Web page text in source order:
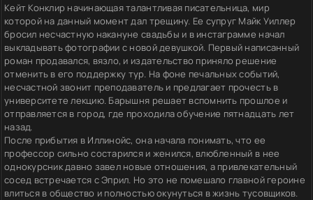
Кейт Конклир начинающая талантливая писательница, мир
которой на данный момент дал трещину. Ее супруг Майк Уиллер
бросил несчастную накануне свадьбы и в инстаграмме начал
выкладывать фотографии с новой девушкой. Первый написанный
роман продавался, вязло, и издательство приняло решение
отменить в его поддержку тур. На фоне печальных событий,
несчастной звонит преподаватель и предлагает прочесть в
университете лекцию. Барышня решает вспомнить прошлое и
отправляется в город, где проходила обучение пятнадцать лет
назад.
После прибытия в Иллинойс, она начала понимать, что ее
профессор сильно состарился и женился, влюбленный в нее
однокурсник давно завел новые отношения, а привлекательный
сосед встречается с Эприл. Но это не помешало главной героине
влиться в общество и полностью окунуться в жизнь тусовщиков.